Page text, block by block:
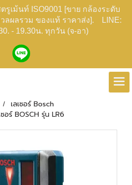
รูเม้นท์ ISO9001 [ขาย กล้องระดับ
ลผลรวม ของแท้ ราคาส่ง]. LINE:
- 19.30น. ทุกวัน (จ-อา)
เลเซอร์ Bosch
ร์ BOSCH รุ่น LR6